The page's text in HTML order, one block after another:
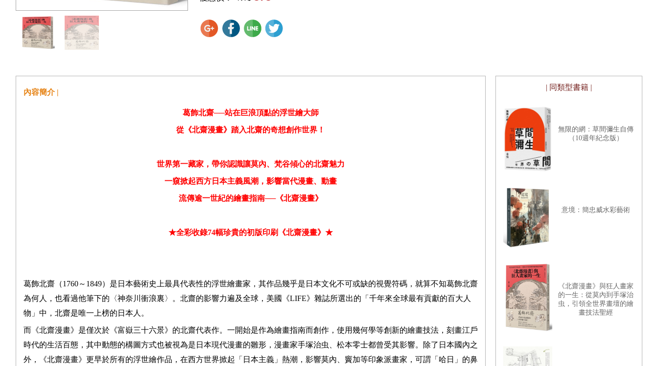
內容簡介 |
葛飾北齋──站在巨浪頂點的浮世繪大師
從《北齋漫畫》踏入北齋的奇想創作世界！
世界第一藏家，帶你認識讓莫內、梵谷傾心的北齋魅力
一窺掀起西方日本主義風潮，影響當代漫畫、動畫
流傳逾一世紀的繪畫指南──《北齋漫畫》
★全彩收錄74幅珍貴的初版印刷《北齋漫畫》 ★
葛飾北齋（1760～1849）是日本藝術史上最具代表性的浮世繪畫家，其作品幾乎是日本文化不可或缺的視覺符碼，就算不知葛飾北齋
為何人，也看過他筆下的〈神奈川衝浪裏〉。北齋的影響力遍及全球，美國《LIFE》雜誌所選出的「千年來全球最有貢獻的百大人
物」中，北齋是唯一上榜的日本人。
而《北齋漫畫》是僅次於《富嶽三十六景》的北齋代表作。一開始是作為繪畫指南而創作，使用幾何學等創新的繪畫技法，刻畫江戶
時代的生活百態，其中動態的構圖方式也被視為是日本現代漫畫的雛形，漫畫家手塚治虫、松本零士都曾受其影響。除了日本國內之
外，《北齋漫畫》更早於所有的浮世繪作品，在西方世界掀起「日本主義」熱潮，影響莫內、竇加等印象派畫家，可謂「哈日」的鼻
| 同類型書籍 |
無限的網：草間彌生自傳
（10週年紀念版）
意境：簡忠威水彩藝術
《北齋漫畫》與狂人畫家
的一生：從莫內到手塚治
虫，引領全世界畫壇的繪
畫技法聖經